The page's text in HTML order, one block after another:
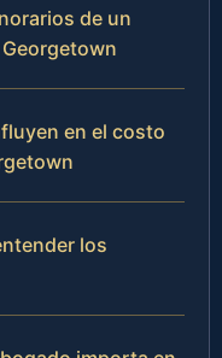
de un
en el costo
los